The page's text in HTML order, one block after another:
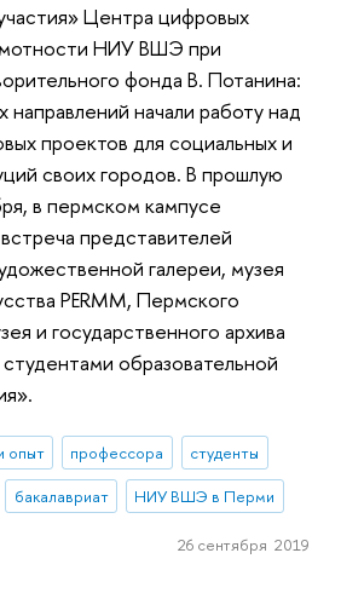
Центра цифровых
НИУ ВШЭ при
фонда В. Потанина:
направлений начали работу над
проектов для социальных и
своих городов. В прошлую
в пермском кампусе
представителей
галереи, музея
PERMM, Пермского
и государственного архива
образовательной
опыт профессора
студенты
бакалавриат НИУ ВШЭ в Перми
26 сентября 2019